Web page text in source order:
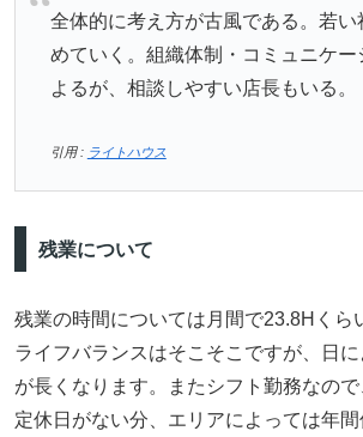
全体的に考え方が古風である。若い
めていく。組織体制・コミュニケー
よるが、相談しやすい店長もいる。
引用 : ライトハウス
残業について
残業の時間については月間で23.8Hくら
ライフバランスはそこそこですが、日
が長くなります。またシフト勤務なの
定休日がない分、エリアによっては年